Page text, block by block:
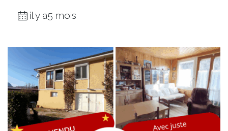
il y a5 mois